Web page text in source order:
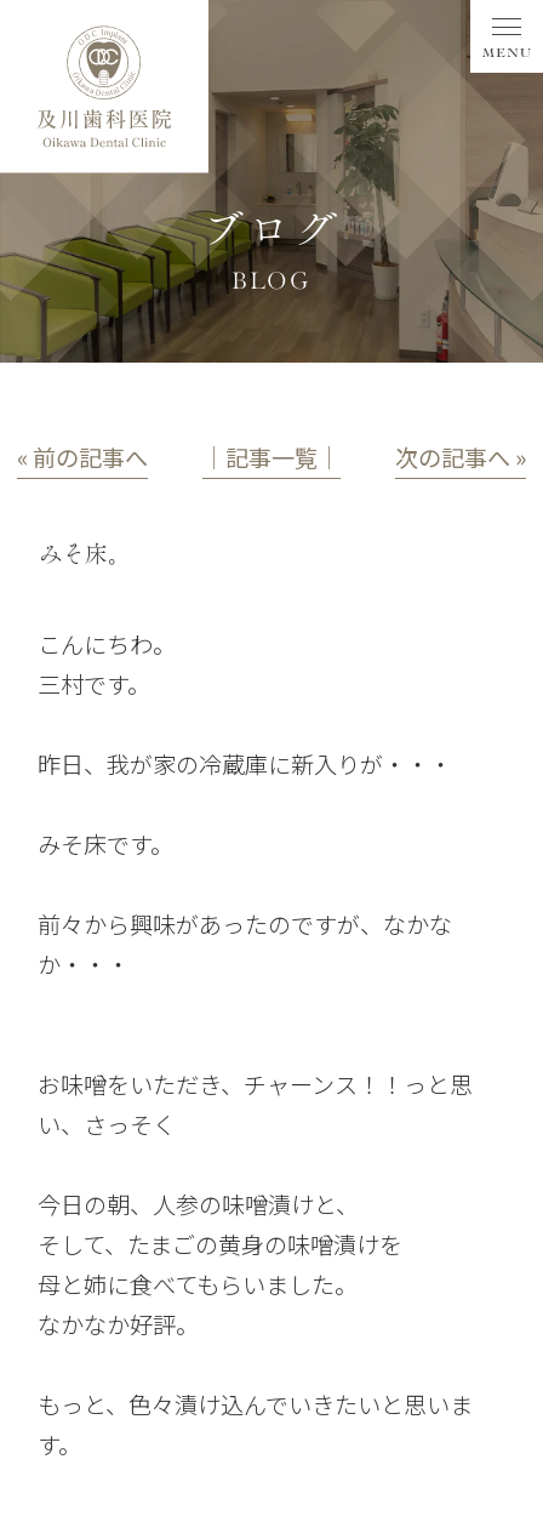
ブログ
BLOG
« 前の記事へ │記事一覧│ 次の記事へ »
みそ床。
こんにちわ。
三村です。
昨日、我が家の冷蔵庫に新入りが・・・
みそ床です。
前々から興味があったのですが、なかな
か・・・
お味噌をいただき、チャーンス！！っと思
い、さっそく
今日の朝、人参の味噌漬けと、
そして、たまごの黄身の味噌漬けを
母と姉に食べてもらいました。
なかなか好評。
もっと、色々漬け込んでいきたいと思いま
す。